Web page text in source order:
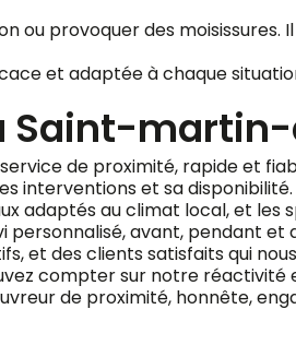
provoquer des moisissures.
et adaptée à chaque
Saint-
de proximité, rapide et
interventions et sa disponibilité.
adaptés au climat local, et
avant, pendant et
et des clients satisfaits qui
compter sur notre
de proximité, honnête,